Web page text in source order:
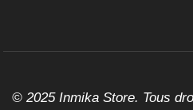
© 2025 Inmika Store. Tous